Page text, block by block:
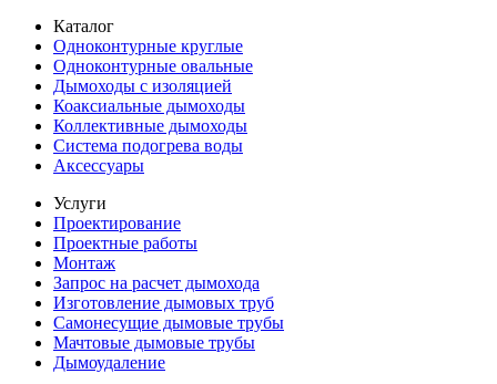
Каталог
Одноконтурные круглые
Одноконтурные овальные
Дымоходы с изоляцией
Коаксиальные дымоходы
Коллективные дымоходы
Система подогрева воды
Аксессуары
Услуги
Проектирование
Проектные работы
Монтаж
Запрос на расчет дымохода
Изготовление дымовых труб
Самонесущие дымовые трубы
Мачтовые дымовые трубы
Дымоудаление